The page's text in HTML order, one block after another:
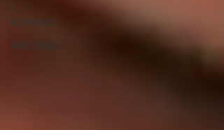
E
ROTEIROS
PARCERIAS